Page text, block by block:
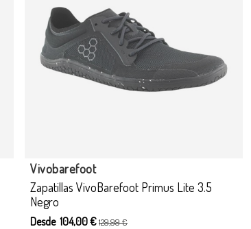
Zapatillas VivoBarefoot Primus Lite 3.5
Negro
Vivobarefoot
Desde 104,00 €129,99 €